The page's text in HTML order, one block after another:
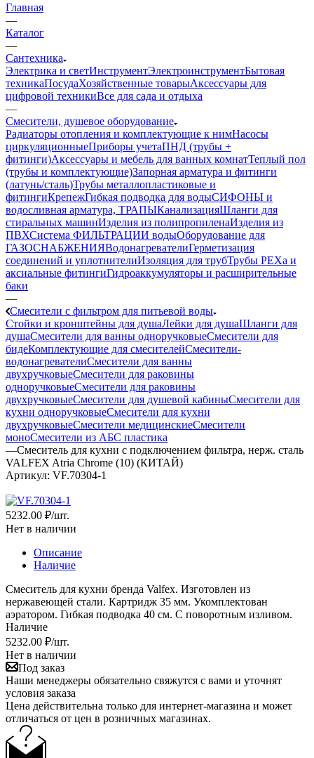
Главная
—
Каталог
—
Сантехника
Электрика и светИнструментЭлектроинструментБытовая
техникаПосудаХозяйственные товарыАксессуары для
цифровой техникиВсе для сада и отдыха
—
Смесители, душевое оборудование
Радиаторы отопления и комплектующие к нимНасосы
циркуляционныеПриборы учетаПНД (трубы +
фитинги)Аксессуары и мебель для ванных комнатТеплый пол
(трубы и комплектующие)Запорная арматура и фитинги
(латунь/сталь)Трубы металлопластиковые и
фитингиКрепежГибкая подводка для водыСИФОНЫ и
водосливная арматура, ТРАПЫКанализацияШланги для
стиральных машинИзделия из полипропиленаИзделия из
ПВХСистема ФИЛЬТРАЦИИ водыОборудование для
ГАЗОСНАБЖЕНИЯВодонагревателиГерметизация
соединений и уплотнителиИзоляция для трубТрубы PEXa и
аксиальные фитингиГидроаккумуляторы и расширительные
баки
—
Смесители с фильтром для питьевой воды
Стойки и кронштейны для душаЛейки для душаШланги для
душаСмесители для ванны одноручковыеСмесители для
бидеКомплектующие для смесителейСмесители-
водонагревателиСмесители для ванны
двухручковыеСмесители для раковины
одноручковыеСмесители для раковины
двухручковыеСмесители для душевой кабиныСмесители для
кухни одноручковыеСмесители для кухни
двухручковыеСмесители медицинскиеСмесители
моноСмесители из АБС пластика
—Смеситель для кухни с подключением фильтра, нерж. сталь
VALFEX Atria Сhrome (10) (КИТАЙ)
Артикул: VF.70304-1
5232.00 ₽/шт.
Нет в наличии
Описание
Наличие
Смеситель для кухни бренда Valfex. Изготовлен из
нержавеющей стали. Картридж 35 мм. Укомплектован
аэратором. Гибкая подводка 40 см. С поворотным изливом.
Наличие
5232.00 ₽/шт.
Нет в наличии
Под заказ
Наши менеджеры обязательно свяжутся с вами и уточнят
условия заказа
Цена действительна только для интернет-магазина и может
отличаться от цен в розничных магазинах.